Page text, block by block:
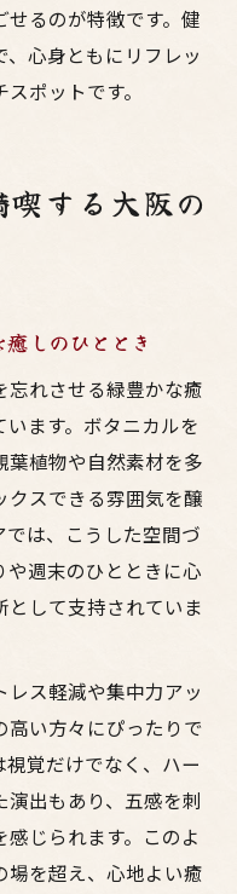
るのが特徴です。健
心身ともにリフレッ
ポットです。
する大阪の
しのひととき
忘れさせる緑豊かな癒
ます。ボタニカルを
葉植物や自然素材を多
クスできる雰囲気を醸
では、こうした空間づ
や週末のひとときに心
して支持されていま
ス軽減や集中力アッ
高い方々にぴったりで
覚だけでなく、ハー
出もあり、五感を刺
じられます。このよ
場を超え、心地よい癒